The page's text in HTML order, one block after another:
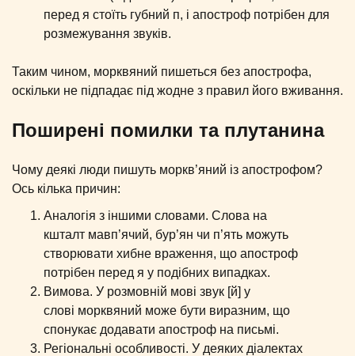
перед я стоїть губний п, і апостроф потрібен для
розмежування звуків.
Таким чином, морквяний пишеться без апострофа,
оскільки не підпадає під жодне з правил його вживання.
Поширені помилки та плутанина
Чому деякі люди пишуть моркв’яний із апострофом?
Ось кілька причин:
Аналогія з іншими словами. Слова на
кшталт мавп’ячий, бур’ян чи п’ять можуть
створювати хибне враження, що апостроф
потрібен перед я у подібних випадках.
Вимова. У розмовній мові звук [й] у
слові морквяний може бути виразним, що
спонукає додавати апостроф на письмі.
Регіональні особливості. У деяких діалектах